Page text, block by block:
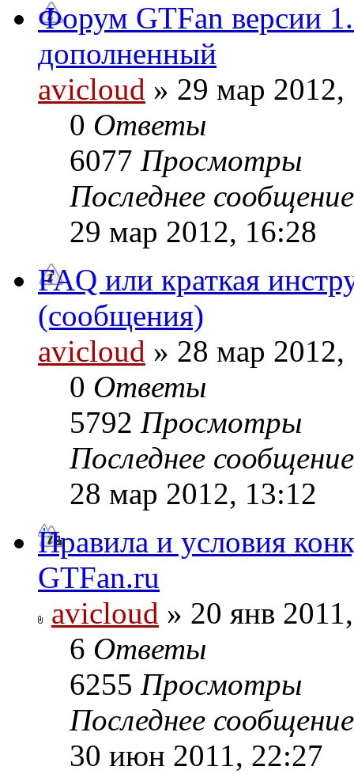
Форум GTFan версии
дополненный
avicloud » 29 мар 2012,
0 Ответы
6077 Просмотры
Последнее
29 мар 2012, 16:28
FAQ или краткая
(сообщения)
avicloud » 28 мар 2012,
0 Ответы
5792 Просмотры
Последнее
28 мар 2012, 13:12
Правила и условия
GTFan.ru
avicloud » 20 янв
6 Ответы
6255 Просмотры
Последнее
30 июн 2011, 22:27